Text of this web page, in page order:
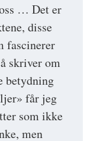
… Det er
disse
fascinerer
skriver om
betydning
får jeg
som ikke
men